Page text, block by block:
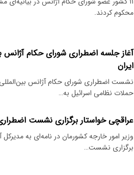
محکوم کردند.
آغاز جلسه اضطراری شورای حکام
ایران
نشست اضطراری شورای حکام آژانس بین‌المللی
حملات نظامی اسرائیل به…
عراقچی خواستار برگزاری نشست
وزیر امور خارجه کشورمان در نامه‌ای به
برگزاری نشست…